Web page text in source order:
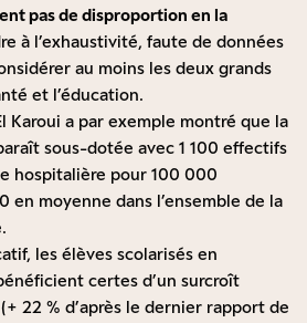
pas de disproportion en la
à l’exhaustivité, faute de données
au moins les deux grands
et l’éducation.
Karoui a par exemple montré que la
sous-dotée avec 1 100 effectifs
hospitalière pour 100 000
en moyenne dans l’ensemble de la
les élèves scolarisés en
certes d’un surcroît
22 % d’après le dernier rapport de